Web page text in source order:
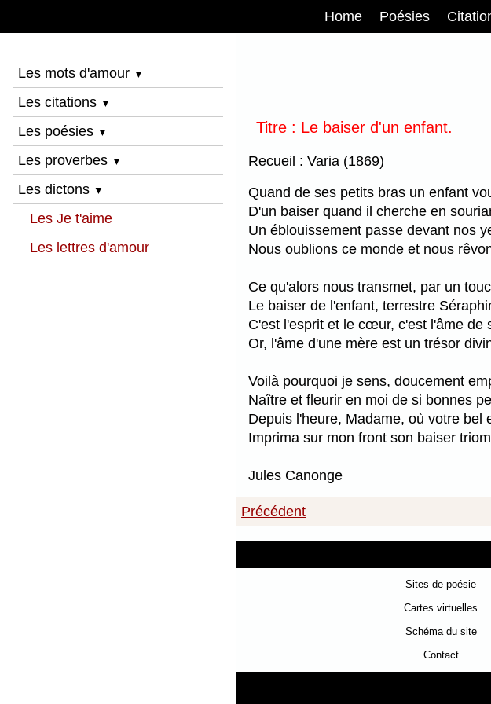
Home Poésies
Les mots d'amour ▼
Les citations ▼
Les poésies ▼
Les proverbes ▼
Les dictons ▼
Les Je t'aime
Les lettres d'amour
Titre : Le baiser d'un enfant.
Recueil : Varia (1869)
Quand de ses petits bras un enfant
D'un baiser quand il cherche en
Un éblouissement passe devant nos
Nous oublions ce monde et nous
Ce qu'alors nous transmet, par un
Le baiser de l'enfant, terrestre
C'est l'esprit et le cœur, c'est l'âme de
Or, l'âme d'une mère est un trésor
Voilà pourquoi je sens, doucement
Naître et fleurir en moi de si bonnes
Depuis l'heure, Madame, où votre bel
Imprima sur mon front son baiser
Jules Canonge
Précédent
Sites de poésie
Cartes virtuelles
Schéma du site
Contact